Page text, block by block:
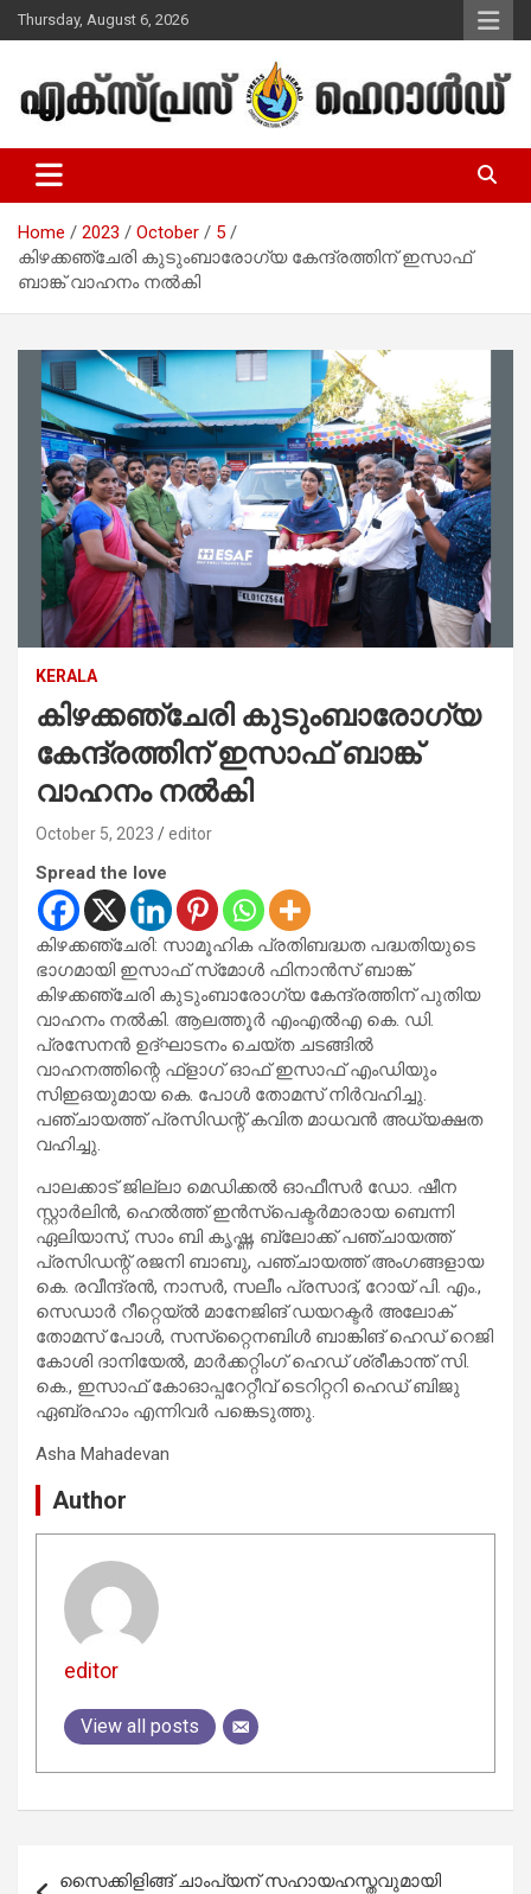
Skip
to
Thursday, August 6, 2026
Express Herald – Malayalam
Christian News
Home 2023 October
5
കിഴക്കഞ്ചേരി കുടുംബാരോഗ്യ കേന്ദ്രത്തിന് ഇസാഫ്
ബാങ്ക് വാഹനം നല്‍കി
KERALA
കിഴക്കഞ്ചേരി കുടുംബാരോഗ്യ
കേന്ദ്രത്തിന് ഇസാഫ് ബാങ്ക്
വാഹനം നല്‍കി
October 5, 2023 editor
Spread the love
കിഴക്കഞ്ചേരി: സാമൂഹിക പ്രതിബദ്ധത പദ്ധതിയുടെ
ഭാഗമായി ഇസാഫ് സ്‌മോള്‍ ഫിനാന്‍സ് ബാങ്ക്
കിഴക്കഞ്ചേരി കുടുംബാരോഗ്യ കേന്ദ്രത്തിന് പുതിയ
വാഹനം നല്‍കി. ആലത്തൂര്‍ എംഎല്‍എ കെ. ഡി.
പ്രസേനന്‍ ഉദ്‌ഘാടനം ചെയ്ത ചടങ്ങിൽ
വാഹനത്തിന്റെ ഫ്‌ളാഗ് ഓഫ് ഇസാഫ് എംഡിയും
സിഇഒയുമായ കെ. പോള്‍ തോമസ് നിർവഹിച്ചു.
പഞ്ചായത്ത് പ്രസിഡന്റ് കവിത മാധവന്‍ അധ്യക്ഷത
വഹിച്ചു.
പാലക്കാട് ജില്ലാ മെഡിക്കല്‍ ഓഫീസര്‍ ഡോ. ഷീന
സ്റ്റാര്‍ലിന്‍, ഹെല്‍ത്ത് ഇന്‍സ്‌പെക്ടര്‍മാരായ ബെന്നി
ഏലിയാസ്, സാം ബി കൃഷ്ണ, ബ്ലോക്ക് പഞ്ചായത്ത്
പ്രസിഡന്റ് രജനി ബാബു, പഞ്ചായത്ത് അംഗങ്ങളായ
കെ. രവീന്ദ്രൻ, നാസര്‍, സലീം പ്രസാദ്, റോയ് പി. എം.,
സെഡാർ റീറ്റെയ്ൽ മാനേജിങ് ഡയറക്ടർ അലോക്
തോമസ് പോൾ, സസ്‌റ്റൈനബിൾ ബാങ്കിങ് ഹെഡ് റെജി
കോശി ദാനിയേൽ, മാർക്കറ്റിംഗ് ഹെഡ് ശ്രീകാന്ത് സി.
കെ., ഇസാഫ് കോഓപ്പറേറ്റീവ് ടെറിറ്ററി ഹെഡ് ബിജു
ഏബ്രഹാം എന്നിവര്‍ പങ്കെടുത്തു.
Asha Mahadevan
Author
editor
View all posts
സൈക്കിളിങ്ങ് ചാംപ്യന് സഹായഹസ്തവുമായി